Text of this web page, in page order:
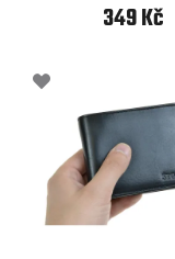
349 Kč